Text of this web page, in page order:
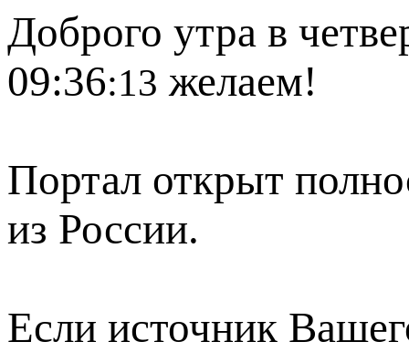
Доброго утра в
09:36:13 желаем!
Портал открыт
из России.
Если источник